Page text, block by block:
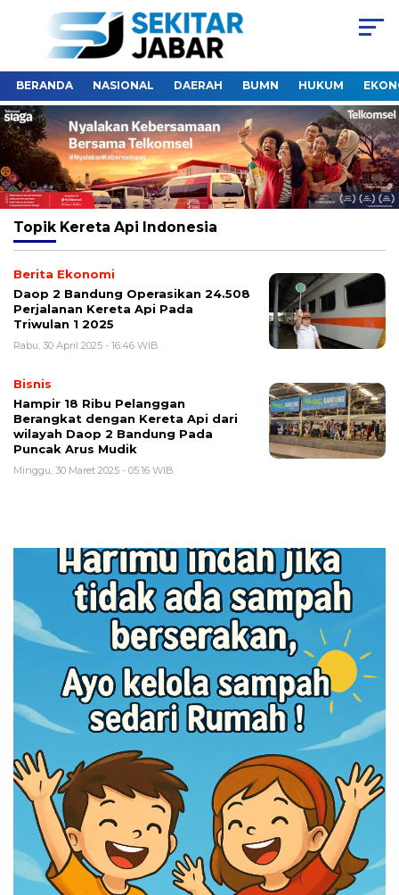
BERANDA NASIONAL DAERAH BUMN HUKUM
Topik Kereta Api Indonesia
Berita Ekonomi
Daop 2 Bandung Operasikan 24.508
Perjalanan Kereta Api Pada
Triwulan 1 2025
Rabu, 30 April 2025 - 16:46 WIB
Bisnis
Hampir 18 Ribu Pelanggan
Berangkat dengan Kereta Api dari
wilayah Daop 2 Bandung Pada
Puncak Arus Mudik
Minggu, 30 Maret 2025 - 05:16 WIB